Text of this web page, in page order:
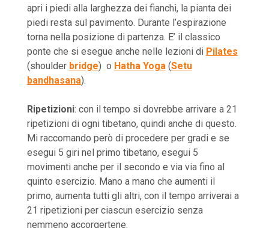
apri i piedi alla larghezza dei fianchi, la pianta dei
piedi resta sul pavimento. Durante l’espirazione
torna nella posizione di partenza. E’ il classico
ponte che si esegue anche nelle lezioni di Pilates
(shoulder bridge) o Hatha Yoga(Setu
bandhasana).
Ripetizioni: con il tempo si dovrebbe arrivare a 21
ripetizioni di ogni tibetano, quindi anche di questo.
Mi raccomando però di procedere per gradi e se
esegui 5 giri nel primo tibetano, esegui 5
movimenti anche per il secondo e via via fino al
quinto esercizio. Mano a mano che aumenti il
primo, aumenta tutti gli altri, con il tempo arriverai a
21 ripetizioni per ciascun esercizio senza
nemmeno accorgertene.